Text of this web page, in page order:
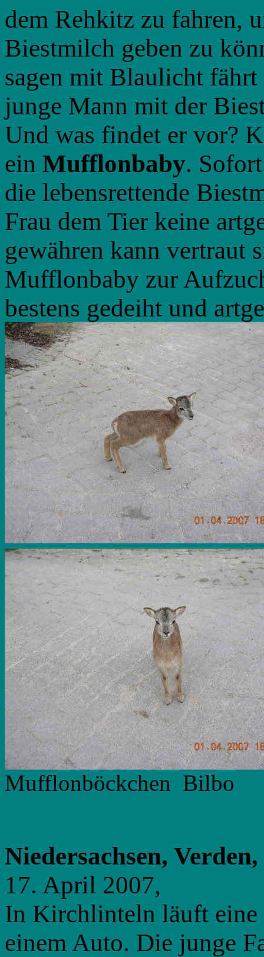
dem Rehkitz zu fahren,
Biestmilch geben zu
sagen mit Blaulicht
junge Mann mit der
Und was findet er vor?
ein Mufflonbaby.
die lebensrettende
Frau dem Tier keine
gewähren kann vertraut
Mufflonbaby zur
bestens gedeiht und
Mufflonböckchen Bilbo
Niedersachsen,
17. April 2007,
In Kirchlinteln läuft
einem Auto. Die junge